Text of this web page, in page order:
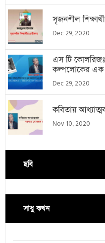
সৃজনশীল
Dec 29, 2020
এস টি কোলরিজঃ
কল্পলোকের এক
Dec 29, 2020
কবিতায়
Nov 10, 2020
ছবি
সাধু কথন